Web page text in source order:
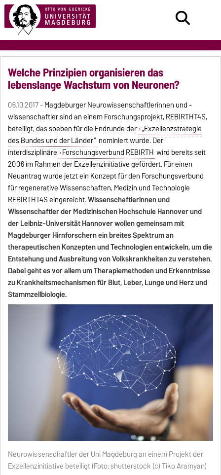
Welche Prinzipien organisieren das
lebenslange Wachstum von Neuronen?
06.10.2017 -Magdeburger Neurowissenschaftlerinnen und -
wissenschaftler sind an einem Forschungsprojekt, REBIRTHT4S,
beteiligt, das soeben für die Endrunde der „Exzellenzstrategie
des Bundes und der Länder“ nominiert wurde. Der
interdisziplinäre Forschungsverbund REBIRTH wird bereits seit
2006 im Rahmen der Exzellenzinitiative gefördert. Für einen
Neuantrag wurde jetzt ein Konzept für den Forschungsverbund
für regenerative Wissenschaften, Medizin und Technologie
REBIRTHT4S eingereicht.Wissenschaftlerinnen und
Wissenschaftler der Medizinischen Hochschule Hannover und
der Leibniz-Universität Hannover wollen gemeinsam mit
Magdeburger Hirnforschern ein breites Spektrum an
therapeutischen Konzepten und Technologien entwickeln, um die
Entstehung und Ausbreitung von Volkskrankheiten zu verstehen.
Dabei geht es vor allem um Therapiemethoden und Erkenntnisse
zu Krankheitsmechanismen für Blut, Leber, Lunge und Herz und
Stammzellbiologie.
Neurowissenschaftler der Uni Magdeburg an einem Projekt der
Exzellenzinitiative beteiligt (Foto: shutterstock (c) Tiko Aramyan)